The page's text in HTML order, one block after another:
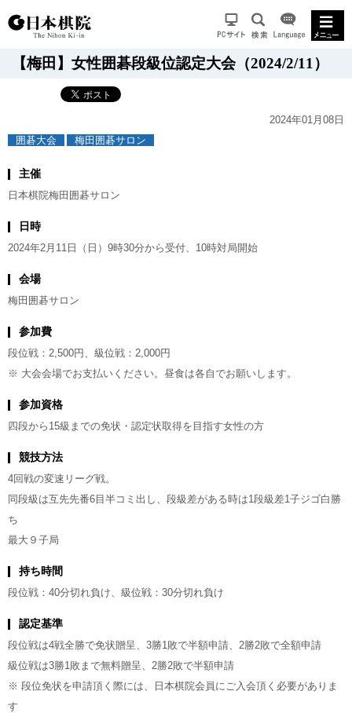
【梅田】女性囲碁段級位認定大会（2024/2/11）
2024年01月08日
囲碁大会
梅田囲碁サロン
主催
日本棋院梅田囲碁サロン
日時
2024年2月11日（日）9時30分から受付、10時対局開始
会場
梅田囲碁サロン
参加費
段位戦：2,500円、級位戦：2,000円
※ 大会会場でお支払いください。昼食は各自でお願いします。
参加資格
四段から15級までの免状・認定状取得を目指す女性の方
競技方法
4回戦の変速リーグ戦。
同段級は互先先番6目半コミ出し、段級差がある時は1段級差1子ジゴ白勝
ち
最大９子局
持ち時間
段位戦：40分切れ負け、級位戦：30分切れ負け
認定基準
段位戦は4戦全勝で免状贈呈、3勝1敗で半額申請、2勝2敗で全額申請
級位戦は3勝1敗まで無料贈呈、2勝2敗で半額申請
※ 段位免状を申請頂く際には、日本棋院会員にご入会頂く必要がありま
す